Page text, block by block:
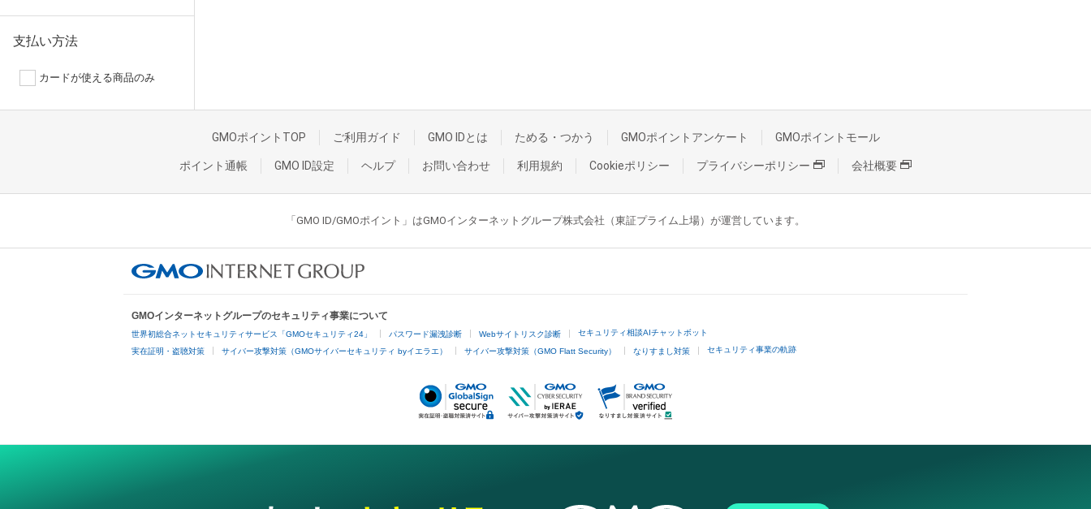
支払い方法
カードが使える商品のみ
GMOポイントTOP ご利用ガイド GMO IDとは ためる・つかう GMOポイントアンケート GMOポイントモール
ポイント通帳 GMO ID設定 ヘルプ お問い合わせ 利用規約 Cookieポリシー プライバシーポリシー 会社概要
「GMO ID/GMOポイント」はGMOインターネットグループ株式会社（東証プライム上場）が運営しています。
GMOインターネットグループのセキュリティ事業について
世界初総合ネットセキュリティサービス「GMOセキュリティ24」 パスワード漏洩診断 Webサイトリスク診断 セキュリティ相談AIチャットボット
実在証明・盗聴対策 サイバー攻撃対策（GMOサイバーセキュリティ byイエラエ） サイバー攻撃対策（GMO Flatt Security） なりすまし対策 セキュリティ事業の軌跡